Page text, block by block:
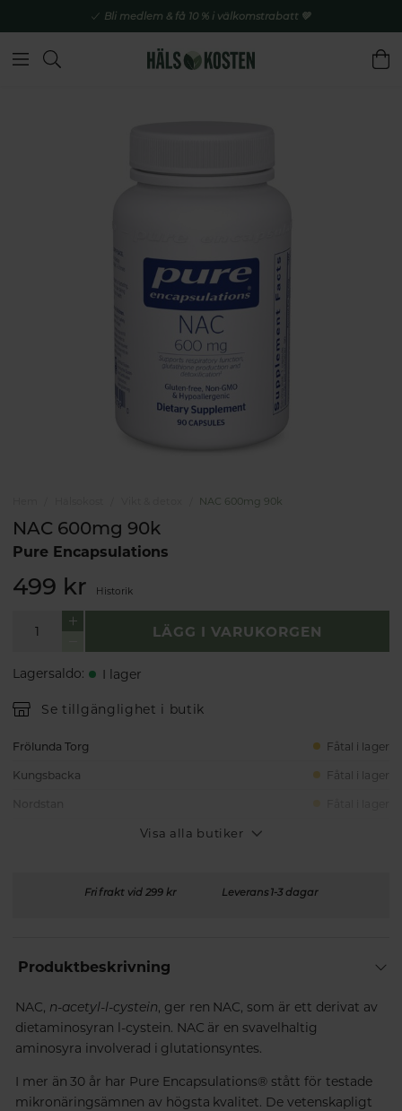
Bli medlem & få 10 % i välkomstrabatt 💚
NAC 600mg 90k
NAC 600mg 90k
Pure Encapsulations
499 kr Historik
LÄGG I VARUKORGEN
Lagersaldo: I lager
Se tillgänglighet i butik
Frölunda Torg Fåtal i lager
Kungsbacka Fåtal i lager
Visa alla butiker
Fri frakt vid 299 kr Leverans 1-3 dagar
Produktbeskrivning
NAC, n-acetyl-l-cystein, ger ren NAC, som är ett derivat av
dietaminosyran l-cystein. NAC är en svavelhaltig
aminosyra involverad i glutationsyntes.
I mer än 30 år har Pure Encapsulations® stått för testade
mikronäringsämnen av högsta kvalitet. De vetenskapligt